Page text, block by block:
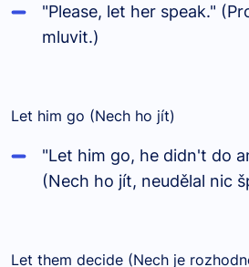
"Please, let her speak."
mluvit.)
Let him go (Nech ho jít)
"Let him go, he didn't do
(Nech ho jít, neudělal nic
Let them decide (Nech je